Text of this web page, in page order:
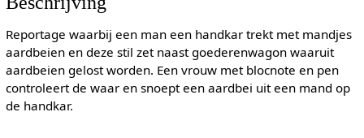
Reportage waarbij een man een handkar trekt met mandjes
aardbeien en deze stil zet naast goederenwagon waaruit
aardbeien gelost worden. Een vrouw met blocnote en pen
controleert de waar en snoept een aardbei uit een mand op
de handkar.